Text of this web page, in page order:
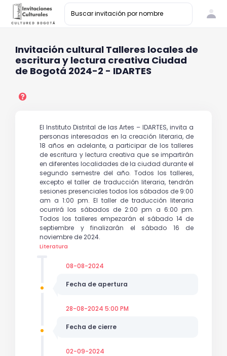
Invitación cultural Talleres locales de
escritura y lectura creativa Ciudad
de Bogotá 2024-2 - IDARTES
El Instituto Distrital de las Artes – IDARTES, invita a
personas interesadas en la creación literaria, de
18 años en adelante, a participar de los talleres
de escritura y lectura creativa que se impartirán
en diferentes localidades de la ciudad durante el
segundo semestre del año. Todos los talleres,
excepto el taller de traducción literaria, tendrán
sesiones presenciales todos los sábados de 9:00
am a 1:00 pm. El taller de traducción literaria
ocurrirá los sábados de 2:00 pm a 6:00 pm.
Todos los talleres empezarán el sábado 14 de
septiembre y finalizarán el sábado 16 de
noviembre de 2024.
Literatura
08-08-2024
Fecha de apertura
28-08-2024 5:00 PM
Fecha de cierre
02-09-2024